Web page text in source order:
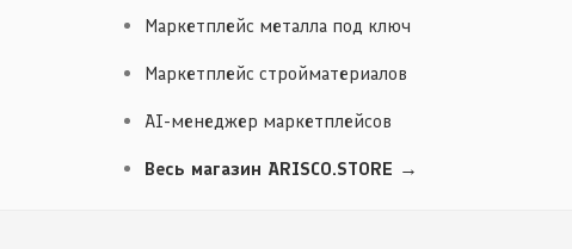
Маркетплейс металла под ключ
Маркетплейс стройматериалов
AI-менеджер маркетплейсов
Весь магазин ARISCO.STORE →